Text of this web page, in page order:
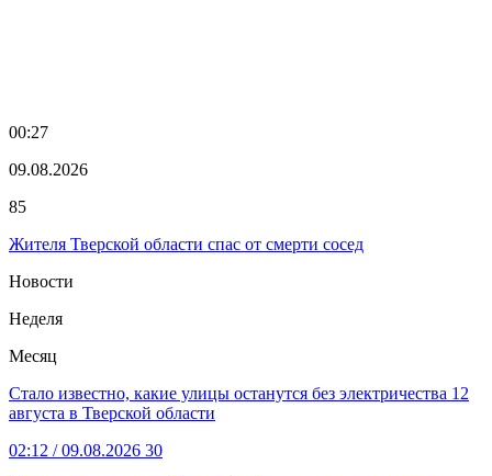
00:27
09.08.2026
85
Жителя Тверской области спас от смерти сосед
Новости
Неделя
Месяц
Стало известно, какие улицы останутся без электричества 12
августа в Тверской области
02:12 / 09.08.2026 30